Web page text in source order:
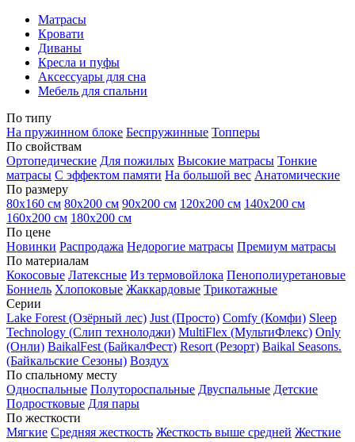
Матрасы
Кровати
Диваны
Кресла и пуфы
Аксессуары для сна
Мебель для спальни
По типу
На пружинном блоке Беспружинные Топперы
По свойствам
Ортопедические Для пожилых Высокие матрасы Тонкие
матрасы С эффектом памяти На большой вес Анатомические
По размеру
80х160 см 80х200 см 90х200 см 120х200 см 140х200 см
160х200 см 180х200 см
По цене
Новинки Распродажа Недорогие матрасы Премиум матрасы
По материалам
Кокосовые Латексные Из термовойлока Пенополиуретановые
Боннель Хлопоковые Жаккардовые Трикотажные
Серии
Lake Forest (Озёрный лес) Just (Просто) Comfy (Комфи) Sleep
Technology (Слип технолоджи) MultiFlex (МультиФлекс) Only
(Онли) BaikalFest (БайкалФест) Resort (Резорт) Baikal Seasons.
(Байкальские Сезоны) Воздух
По спальному месту
Односпальные Полутороспальные Двуспальные Детские
Подростковые Для пары
По жесткости
Мягкие Средняя жесткость Жесткость выше средней Жесткие